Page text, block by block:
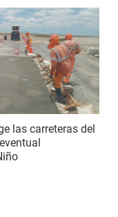
las carreteras del